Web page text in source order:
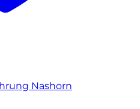
Nashorn